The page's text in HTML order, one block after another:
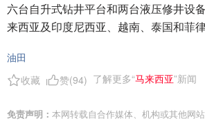
六台自升式钻井平台和两台液压修井设
来西亚及印度尼西亚、越南、泰国和菲
油田
收藏
赞(94) 了解更多“马来西亚”新闻
免责声明： 本网转载自合作媒体、机构或其他网